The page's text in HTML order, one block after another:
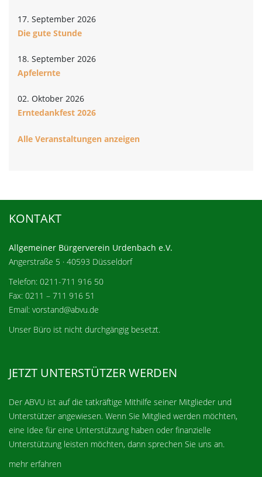
17. September 2026
Die gute Stunde
18. September 2026
Apfelernte
02. Oktober 2026
Erntedankfest 2026
Alle Veranstaltungen anzeigen
KONTAKT
Allgemeiner Bürgerverein Urdenbach e.V.
Angerstraße 5 · 40593 Düsseldorf
Telefon: 0211-711 916 50
Fax: 0211 – 711 916 51
Email: vorstand@abvu.de
Unser Büro ist nicht durchgängig besetzt.
JETZT UNTERSTÜTZER WERDEN
Der ABVU ist auf die tatkräftige Mithilfe seiner Mitglieder und
Unterstützer angewiesen. Wenn Sie Mitglied werden möchten,
eine Idee für eine Unterstützung haben oder finanzielle
Unterstützung leisten möchten, dann sprechen Sie uns an.
mehr erfahren